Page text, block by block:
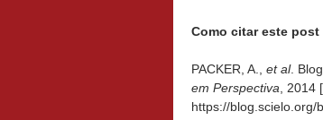
Como citar este post
PACKER, A., et al.
em Perspectiva , 2014
https://blog.scielo.org/